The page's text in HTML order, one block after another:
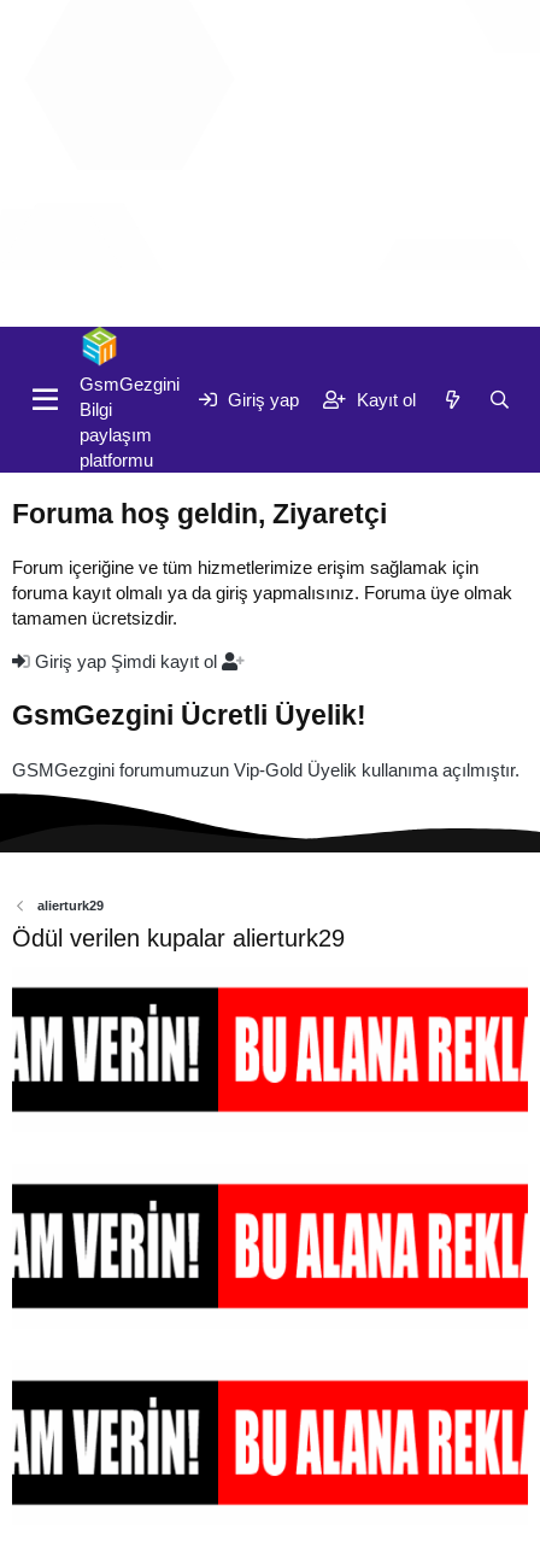
GsmGezgini
Bilgi
paylaşım
platformu
Giriş yap Kayıt ol
Foruma hoş geldin, Ziyaretçi
Forum içeriğine ve tüm hizmetlerimize erişim sağlamak için
foruma kayıt olmalı ya da giriş yapmalısınız. Foruma üye olmak
tamamen ücretsizdir.
Giriş yap Şimdi kayıt ol
GsmGezgini Ücretli Üyelik!
GSMGezgini forumumuzun Vip-Gold Üyelik kullanıma açılmıştır.
alierturk29
Ödül verilen kupalar alierturk29